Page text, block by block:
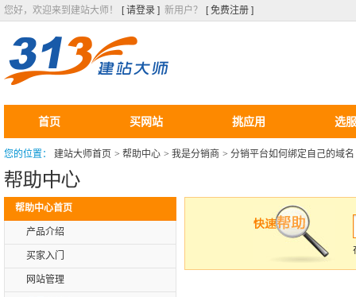
您好，欢迎来到建站大师！ [ 请登录 ] 新用户？ [ 免费注册 ]
首页 买网站 挑应用 选
您的位置： 建站大师首页 > 帮助中心 > 我是分销商 > 分销平台如何绑定自己的域名
帮助中心首页
产品介绍
买家入门
网站管理